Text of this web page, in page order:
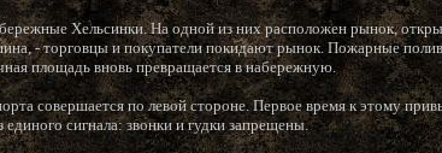
Хельсинки. На одной из них расположен рынок,
- торговцы и покупатели покидают рынок. Пожарные
площадь вновь превращается в набережную.
совершается по левой стороне. Первое время к этому
сигнала: звонки и гудки запрещены.